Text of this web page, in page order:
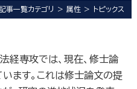
事一覧カテゴリ 属性 トピックス
経専攻では、現在、修士論
ます。これは修士論文の提